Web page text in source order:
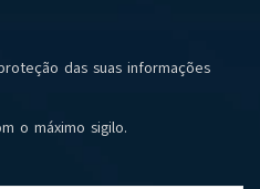
das suas informações
o máximo sigilo.